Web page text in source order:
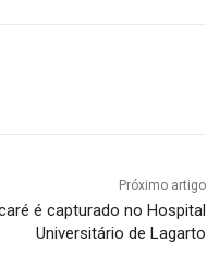
Próximo artigo
é capturado no Hospital
Universitário de Lagarto